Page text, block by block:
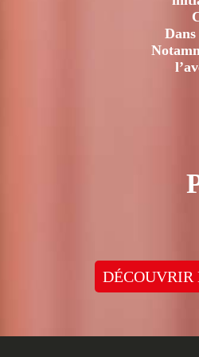
DÉCOUVRIR